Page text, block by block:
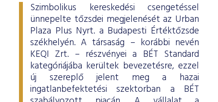
Szimbolikus kereskedési csengetéssel
ünnepelte tőzsdei megjelenését az Urban
Plaza Plus Nyrt. a Budapesti Értéktőzsde
székhelyén. A társaság – korábbi nevén
KEQI Zrt. – részvényei a BÉT Standard
kategóriájába kerültek bevezetésre, ezzel
új szereplő jelent meg a hazai
ingatlanbefektetési szektorban a BÉT